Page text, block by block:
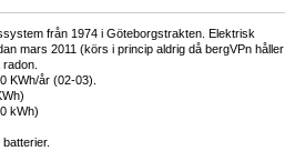
från 1974 i Göteborgstrakten. Elektrisk
mars 2011 (körs i princip aldrig då bergVPn håller
KWh/år (02-03).
kWh)